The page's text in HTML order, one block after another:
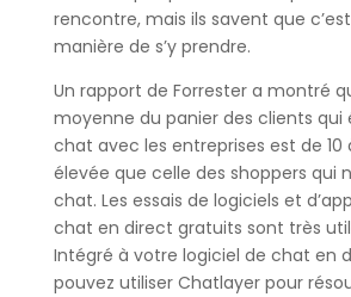
rencontre, mais ils savent que
manière de s’y prendre.
Un rapport de Forrester a montré
moyenne du panier des clients
chat avec les entreprises est de 10
élevée que celle des shoppers qui
chat. Les essais de logiciels et
chat en direct gratuits sont très
Intégré à votre logiciel de chat en
pouvez utiliser Chatlayer pour